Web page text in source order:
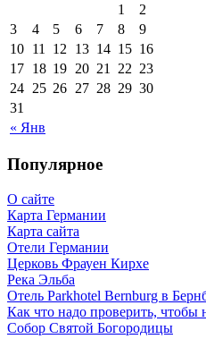
« Янв
1
2
3
4 5 6 7 8
9
10 11 12 13 14 15 16
17 18 19 20 21 22 23
24 25 26 27 28 29 30
31
Популярное
О сайте
Карта Германии
Карта сайта
Отели Германии
Церковь Фрауен Кирхе
Река Эльба
Отель Parkhotel Bernburg в
Как что надо проверить, чтобы
Собор Святой Богородицы